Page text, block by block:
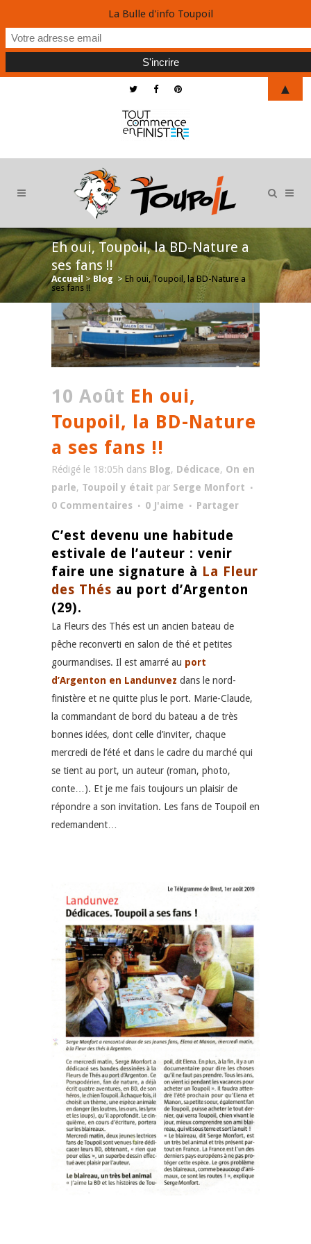
Eh oui, Toupoil, la BD-Nature a
ses fans !!
Accueil > Blog > Eh oui, Toupoil, la BD-Nature a
ses fans !!
10 Août Eh oui,
Toupoil, la BD-Nature
a ses fans !!
Rédigé le 18:05h dans Blog, Dédicace, On en
parle, Toupoil y était par Serge Monfort
0 Commentaires
0 J'aime Partager
C’est devenu une habitude
estivale de l’auteur : venir
faire une signature à La Fleur
des Thés au port d’Argenton
(29).
La Fleurs des Thés est un ancien bateau de
pêche reconverti en salon de thé et petites
gourmandises. Il est amarré au port
d’Argenton en Landunvez dans le nord-
finistère et ne quitte plus le port. Marie-Claude,
la commandant de bord du bateau a de très
bonnes idées, dont celle d’inviter, chaque
mercredi de l’été et dans le cadre du marché qui
se tient au port, un auteur (roman, photo,
conte…). Et je me fais toujours un plaisir de
répondre a son invitation. Les fans de Toupoil en
redemandent…
La Bulle d'info Toupoil
▲